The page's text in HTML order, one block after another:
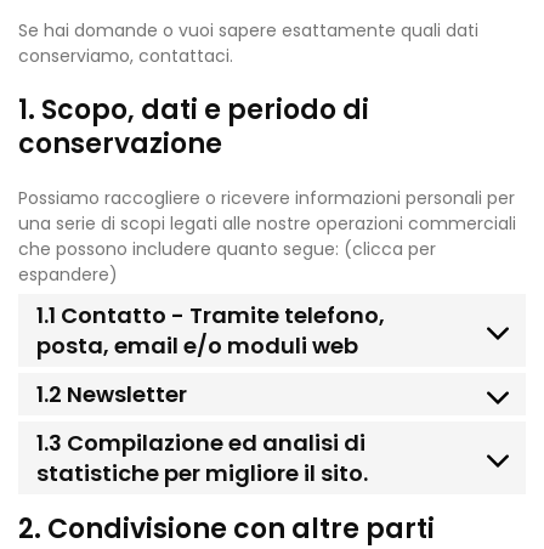
Se hai domande o vuoi sapere esattamente quali dati
conserviamo, contattaci.
1. Scopo, dati e periodo di
conservazione
Possiamo raccogliere o ricevere informazioni personali per
una serie di scopi legati alle nostre operazioni commerciali
che possono includere quanto segue: (clicca per
espandere)
1.1 Contatto - Tramite telefono,
posta, email e/o moduli web
1.2 Newsletter
1.3 Compilazione ed analisi di
statistiche per migliore il sito.
2. Condivisione con altre parti